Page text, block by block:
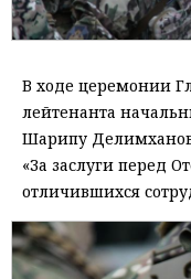
В ходе церемонии
лейтенанта
Шарипу
«За заслуги перед
отличившихся